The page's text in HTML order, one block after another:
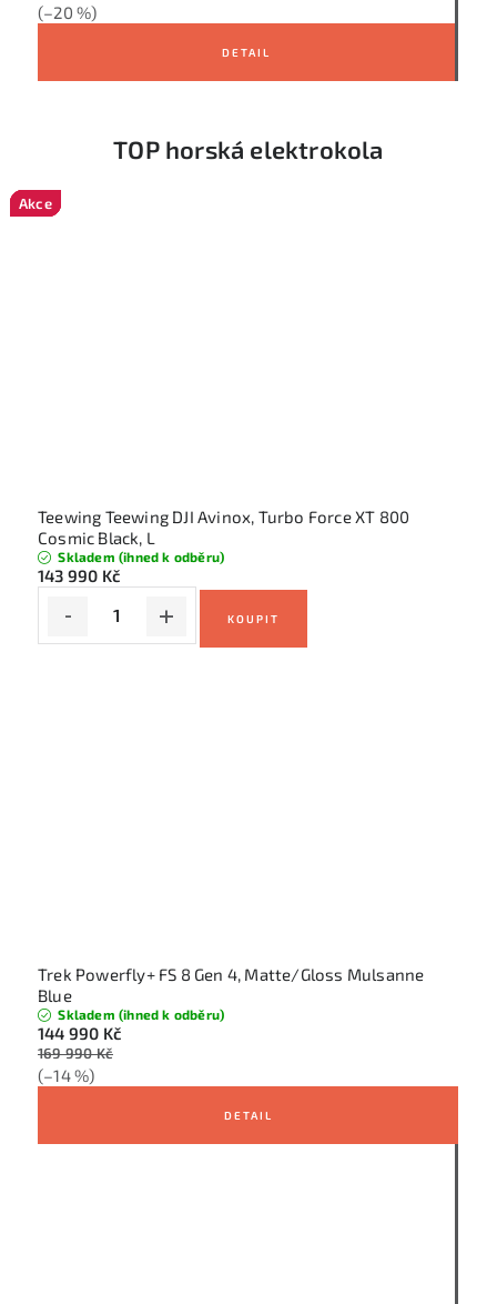
(–20 %)
TOP horská elektrokola
Teewing Teewing DJI Avinox, Turbo Force XT 800
Cosmic Black, L
Skladem (ihned k odběru)
143 990 Kč
Akce
Trek Powerfly+ FS 8 Gen 4, Matte/Gloss Mulsanne
Blue
Skladem (ihned k odběru)
144 990 Kč
169 990 Kč
(–14 %)
Akce
Akce
Akce
Akce
Akce
Akce
Akce
Akce
Akce